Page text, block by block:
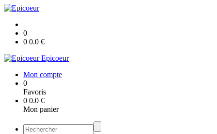
0
0 0.0 €
Epicoeur
Mon compte
0
Favoris
0 0.0 €
Mon panier